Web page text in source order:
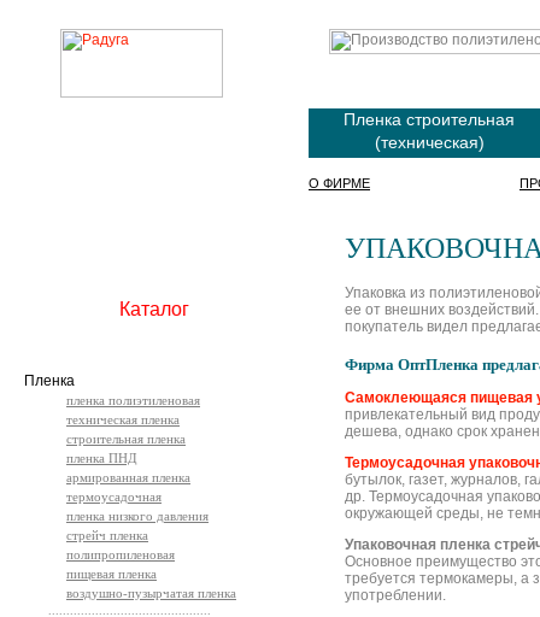
Пленка строительная
(техническая)
О ФИРМЕ
Упаковка из
ее от внешних
покупатель видел
Фирма ОптПленка
Cамоклеющаяся пищевая
привлекательный вид
дешева, однако срок
Термоусадочная
бутылок, газет, журналов,
др. Термоусадочная
окружающей среды, не
Упаковочная пленка
Основное преимущество
требуется термокамеры, а
употреблении.
Каталог
Пленка
пленка полиэтиленовая
техническая пленка
строительная пленка
пленка ПНД
армированная пленка
термоусадочная
пленка низкого давления
стрейч пленка
полипропиленовая
пищевая пленка
воздушно-пузырчатая пленка